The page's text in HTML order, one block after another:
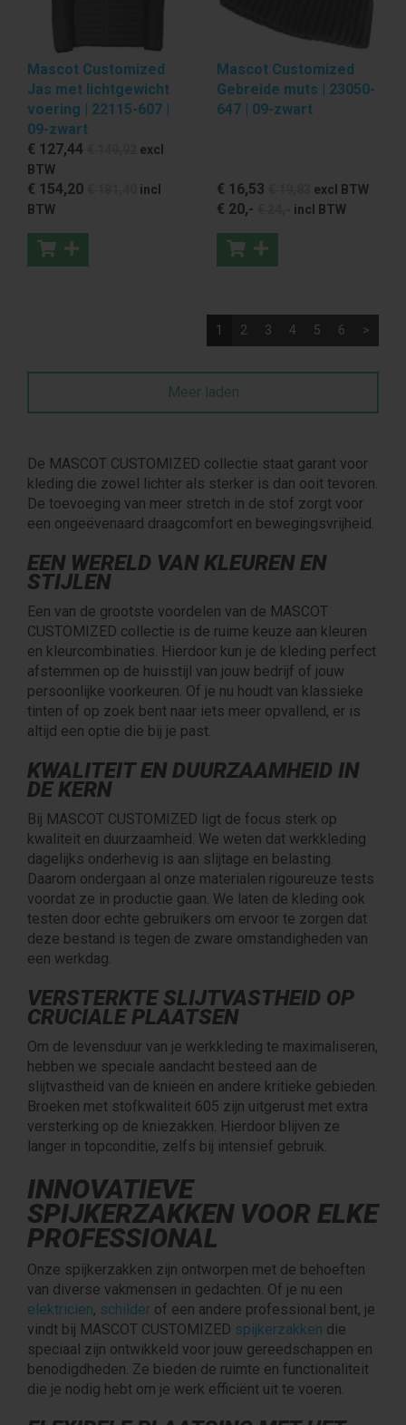
Mascot Customized
Jas met lichtgewicht
voering | 22115-607 |
09-zwart
€ 127,44
excl
BTW
€ 154,20
incl
BTW
Mascot Customized
Gebreide muts | 23050-
647 | 09-zwart
€ 16,53 excl BTW
€ 20,- incl BTW
1 2 3 4 5 6 >
Meer laden
De MASCOT CUSTOMIZED collectie staat garant voor
kleding die zowel lichter als sterker is dan ooit tevoren.
De toevoeging van meer stretch in de stof zorgt voor
een ongeëvenaard draagcomfort en bewegingsvrijheid.
EEN WERELD VAN KLEUREN EN
STIJLEN
Een van de grootste voordelen van de MASCOT
CUSTOMIZED collectie is de ruime keuze aan kleuren
en kleurcombinaties. Hierdoor kun je de kleding perfect
afstemmen op de huisstijl van jouw bedrijf of jouw
persoonlijke voorkeuren. Of je nu houdt van klassieke
tinten of op zoek bent naar iets meer opvallend, er is
altijd een optie die bij je past.
KWALITEIT EN DUURZAAMHEID IN
DE KERN
Bij MASCOT CUSTOMIZED ligt de focus sterk op
kwaliteit en duurzaamheid. We weten dat werkkleding
dagelijks onderhevig is aan slijtage en belasting.
Daarom ondergaan al onze materialen rigoureuze tests
voordat ze in productie gaan. We laten de kleding ook
testen door echte gebruikers om ervoor te zorgen dat
deze bestand is tegen de zware omstandigheden van
een werkdag.
VERSTERKTE SLIJTVASTHEID OP
CRUCIALE PLAATSEN
Om de levensduur van je werkkleding te maximaliseren,
hebben we speciale aandacht besteed aan de
slijtvastheid van de knieën en andere kritieke gebieden.
Broeken met stofkwaliteit 605 zijn uitgerust met extra
versterking op de kniezakken. Hierdoor blijven ze
langer in topconditie, zelfs bij intensief gebruik.
INNOVATIEVE
SPIJKERZAKKEN VOOR ELKE
PROFESSIONAL
Onze spijkerzakken zijn ontworpen met de behoeften
van diverse vakmensen in gedachten. Of je nu een
elektricien, schilder of een andere professional bent, je
vindt bij MASCOT CUSTOMIZED spijkerzakken die
speciaal zijn ontwikkeld voor jouw gereedschappen en
benodigdheden. Ze bieden de ruimte en functionaliteit
die je nodig hebt om je werk efficiënt uit te voeren.